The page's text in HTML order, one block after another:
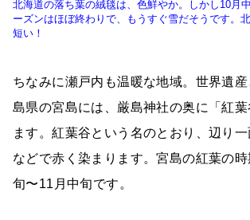
北海道の落ち葉の絨毯は、色鮮やか。しかし10月
ーズンはほぼ終わりで、もうすぐ雪だそうです。
短い！
ちなみに瀬戸内も温暖な地域。世界遺
島県の宮島には、厳島神社の奥に「紅葉
ます。紅葉谷という名のとおり、辺り
などで赤く染まります。宮島の紅葉の
旬〜11月中旬です。